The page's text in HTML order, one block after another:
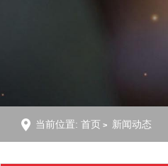
当前位置: 首页 新闻动态